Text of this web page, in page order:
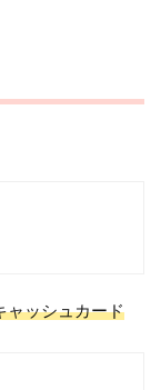
ャッシュカード